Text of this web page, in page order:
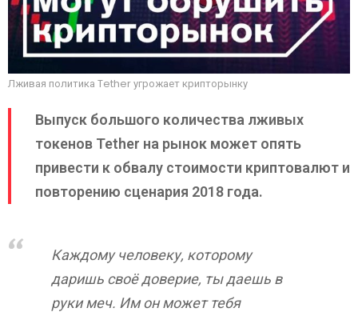
Лживая политика Tether угрожает крипторынку
Выпуск большого количества лживых
токенов Tether на рынок может опять
привести к обвалу стоимости криптовалют и
повторению сценария 2018 года.
Каждому человеку, которому
даришь своё доверие, ты даешь в
руки меч. Им он может тебя